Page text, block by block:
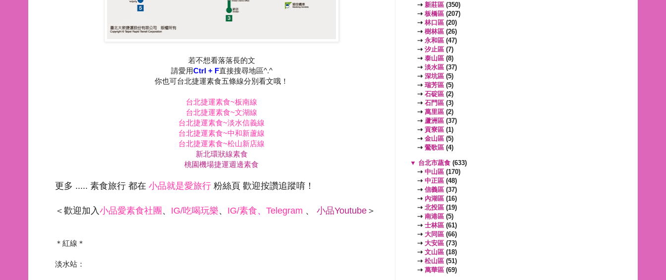
若不想看落落長的文
請愛用Ctrl + F直接搜尋地區^.^
你也可台北捷運素食五條線分別看文哦！
台北捷運素食~板南線
台北捷運素食~文湖線
台北捷運素食~淡水信義線
台北捷運素食~中和新蘆線
台北捷運素食~松山新店線
新北環狀線素食
桃園機場捷運週邊素食
更多 ..... 素食旅行 都在 小品就是愛旅行 粉絲頁 歡迎按讚追蹤唷！
＜歡迎加入小品愛素食社團 、 IG/吃喝玩樂、 IG/素食、 Telegram 、 小品Youtube ＞
＊紅線＊
淡水站：
⇢ 新莊區 (350)
⇢ 板橋區 (207)
⇢ 林口區 (20)
⇢ 樹林區 (26)
⇢ 永和區 (47)
⇢ 汐止區 (7)
⇢ 泰山區 (8)
⇢ 淡水區 (37)
⇢ 深坑區 (5)
⇢ 瑞芳區 (5)
⇢ 石碇區 (2)
⇢ 石門區 (3)
⇢ 萬里區 (2)
⇢ 蘆洲區 (37)
⇢ 貢寮區 (1)
⇢ 金山區 (5)
⇢ 鶯歌區 (4)
▼ 台北市蔬食 (633)
⇢ 中山區 (170)
⇢ 中正區 (48)
⇢ 信義區 (37)
⇢ 內湖區 (16)
⇢ 北投區 (19)
⇢ 南港區 (5)
⇢ 士林區 (61)
⇢ 大同區 (66)
⇢ 大安區 (73)
⇢ 文山區 (18)
⇢ 松山區 (51)
⇢ 萬華區 (69)